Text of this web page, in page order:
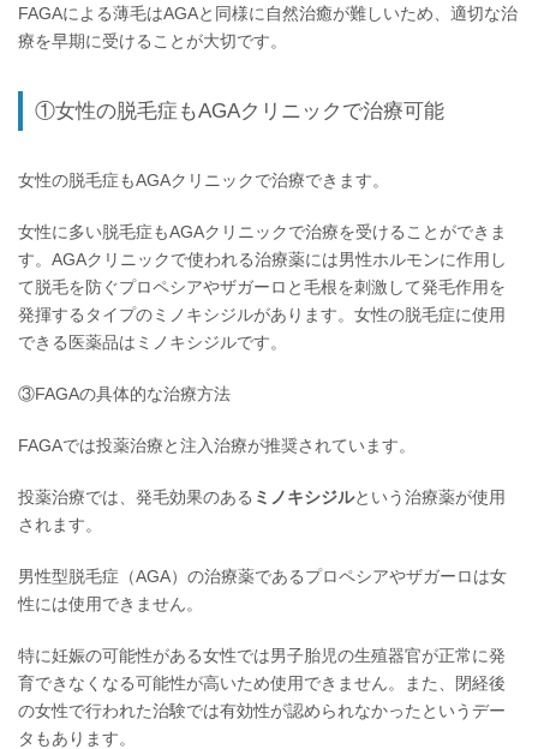
FAGAによる薄毛はAGAと同様に自然治癒が難しいため、適切な治
療を早期に受けることが大切です。
①女性の脱毛症もAGAクリニックで治療可能
女性の脱毛症もAGAクリニックで治療できます。
女性に多い脱毛症もAGAクリニックで治療を受けることができま
す。AGAクリニックで使われる治療薬には男性ホルモンに作用し
て脱毛を防ぐプロペシアやザガーロと毛根を刺激して発毛作用を
発揮するタイプのミノキシジルがあります。女性の脱毛症に使用
できる医薬品はミノキシジルです。
③FAGAの具体的な治療方法
FAGAでは投薬治療と注入治療が推奨されています。
投薬治療では、発毛効果のある ミノキシジルという治療薬が使用
されます。
男性型脱毛症（AGA）の治療薬であるプロペシアやザガーロは女
性には使用できません。
特に妊娠の可能性がある女性では男子胎児の生殖器官が正常に発
育できなくなる可能性が高いため使用できません。また、閉経後
の女性で行われた治験では有効性が認められなかったというデー
タもあります。